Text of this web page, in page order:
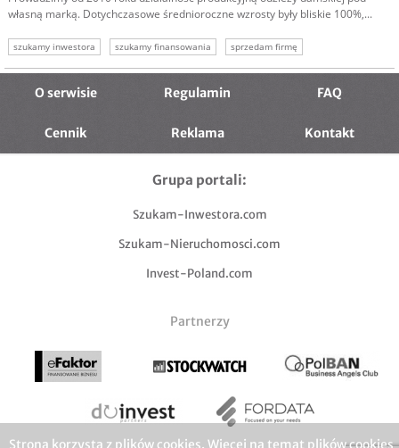
własną marką. Dotychczasowe średnioroczne wzrosty były bliskie 100%,...
szukamy inwestora szukamy finansowania
sprzedam firmę
sprzedam markę
sprzedam market
O serwisie Regulamin FAQ
Cennik Reklama Kontakt
Grupa portali:
Szukam-Inwestora.com
Szukam-Nieruchomosci.com
Invest-Poland.com
Partnerzy
Strona korzysta z plików cookies. Więcej na temat plików cookies